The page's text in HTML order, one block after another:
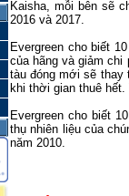
Kaisha, mỗi bên sẽ
2016 và 2017.
Evergreen cho biết
của hãng và giảm
tàu đóng mới sẽ thay
khi thời gian thuê
Evergreen cho biết
thụ nhiên liệu của
năm 2010.